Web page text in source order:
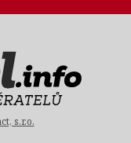
s.r.o.